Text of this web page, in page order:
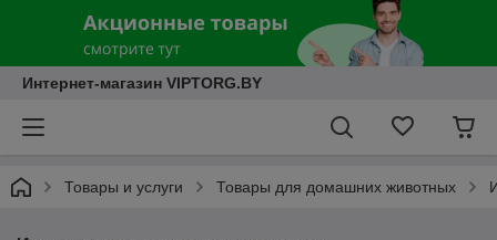
Интернет-магазин VIPTORG.BY
Товары и услуги Товары для домашних животных